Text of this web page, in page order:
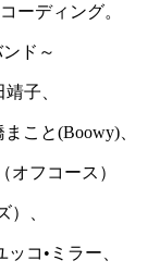
ーディング。
ド～
子、
こと(Boowy)、
フコース）
）、
コ•ミラー、